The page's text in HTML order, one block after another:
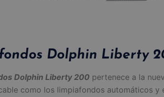
Dolphin Liberty
Dolphin Liberty 200 pertenece a la
como los limpiafondos automáticos